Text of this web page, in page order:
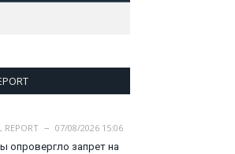
REPORT
07/08/2026 15:06
опровергло запрет на